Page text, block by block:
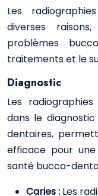
Les
diverses
problèmes
traitements et le
Diagnostic
Les
dans le
dentaires,
efficace pour
santé bucco-
Caries : Les